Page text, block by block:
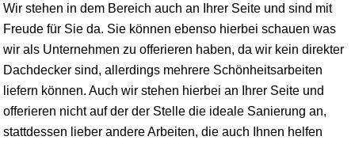
Wir stehen in dem Bereich auch an Ihrer Seite und sind mit
Freude für Sie da. Sie können ebenso hierbei schauen was
wir als Unternehmen zu offerieren haben, da wir kein direkter
Dachdecker sind, allerdings mehrere Schönheitsarbeiten
liefern können. Auch wir stehen hierbei an Ihrer Seite und
offerieren nicht auf der der Stelle die ideale Sanierung an,
stattdessen lieber andere Arbeiten, die auch Ihnen helfen